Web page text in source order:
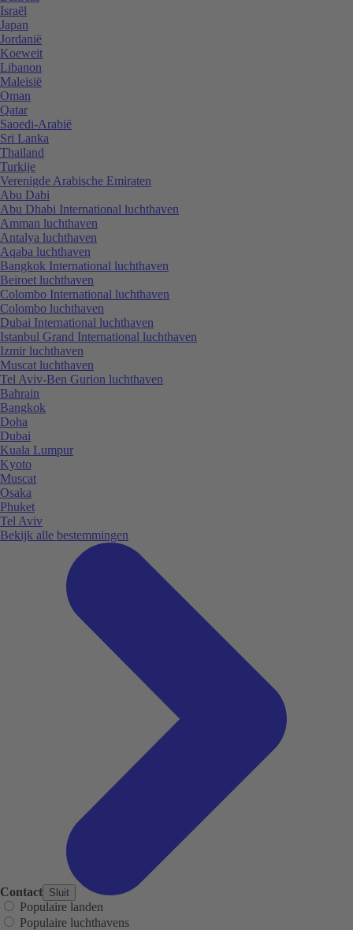
Contact Sluit
Israël
Japan
Jordanië
Koeweit
Libanon
Maleisië
Oman
Qatar
Saoedi-Arabië
Sri Lanka
Thailand
Turkije
Verenigde Arabische Emiraten
Abu Dabi
Abu Dhabi International luchthaven
Amman luchthaven
Antalya luchthaven
Aqaba luchthaven
Bangkok International luchthaven
Beiroet luchthaven
Colombo International luchthaven
Colombo luchthaven
Dubai International luchthaven
Istanbul Grand International luchthaven
Izmir luchthaven
Muscat luchthaven
Tel Aviv-Ben Gurion luchthaven
Bahrain
Bangkok
Doha
Dubai
Kuala Lumpur
Kyoto
Muscat
Osaka
Phuket
Tel Aviv
Bekijk alle bestemmingen
Populaire landen
Populaire luchthavens